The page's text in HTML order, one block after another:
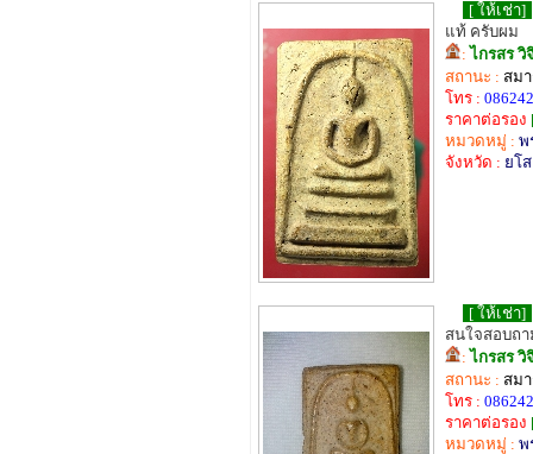
[ ให้เช่า]
แท้ ครับผม
: ไกรสร วิ
สถานะ : สม
โทร :
ราคาต่อรอง
หมวดหมู่ : พ
จังหวัด : ยโ
[ ให้เช่า]
สนใจสอบถ
: ไกรสร วิ
สถานะ : สม
โทร :
ราคาต่อรอง
หมวดหมู่ : พ